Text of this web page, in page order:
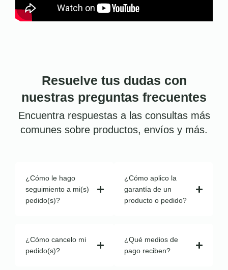
Resuelve tus dudas con
nuestras preguntas frecuentes
Encuentra respuestas a las consultas más
comunes sobre productos, envíos y más.
¿Cómo le hago
seguimiento a mi(s)
pedido(s)?
¿Cómo cancelo mi
pedido(s)?
¿Cómo aplico la
garantía de un
producto o pedido?
¿Qué medios de
pago reciben?